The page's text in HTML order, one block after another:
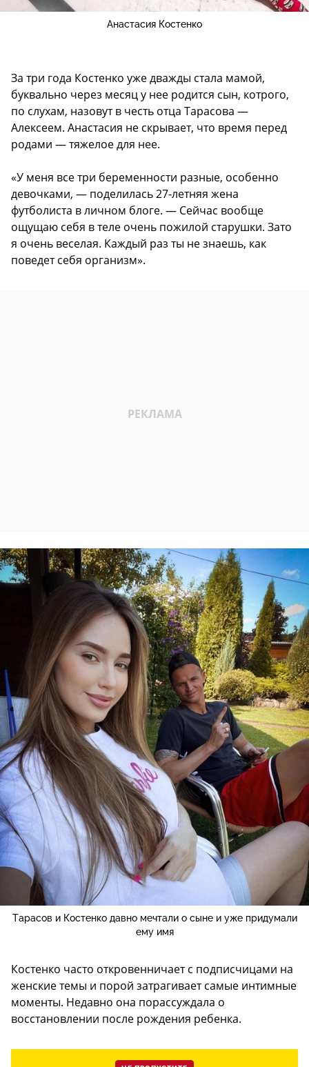
Анастасия Костенко
За три года Костенко уже дважды стала мамой,
буквально через месяц у нее родится сын, котрого,
по слухам, назовут в честь отца Тарасова —
Алексеем. Анастасия не скрывает, что время перед
родами — тяжелое для нее.
«У меня все три беременности разные, особенно
девочками, — поделилась 27-летняя жена
футболиста в личном блоге. — Сейчас вообще
ощущаю себя в теле очень пожилой старушки. Зато
я очень веселая. Каждый раз ты не знаешь, как
поведет себя организм».
Тарасов и Костенко давно мечтали о сыне и уже придумали
ему имя
Костенко часто откровенничает с подписчицами на
женские темы и порой затрагивает самые интимные
моменты. Недавно она порассуждала о
восстановлении после рождения ребенка.